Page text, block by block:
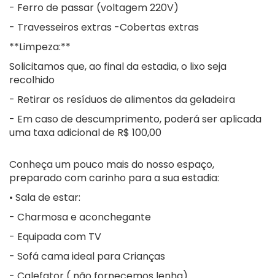
- Ferro de passar (voltagem 220V)
- Travesseiros extras -Cobertas extras
**Limpeza:**
Solicitamos que, ao final da estadia, o lixo seja
recolhido
- Retirar os resíduos de alimentos da geladeira
- Em caso de descumprimento, poderá ser aplicada
uma taxa adicional de R$ 100,00
Conheça um pouco mais do nosso espaço,
preparado com carinho para a sua estadia:
• Sala de estar:
- Charmosa e aconchegante
- Equipada com TV
- Sofá cama ideal para Crianças